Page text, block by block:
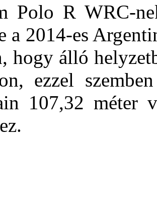
Polo R WRC-
a 2014-es
hogy álló
ezzel
107,32